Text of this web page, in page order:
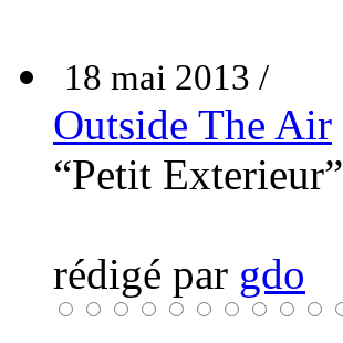
18 mai 2013 /
Outside The Air
“Petit Exterieur”
rédigé par gdo